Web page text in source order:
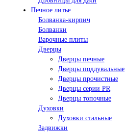
Печное литье
Болванка-кирпич
Болванки
Варочные плиты
Дверцы
Дверцы печные
Дверцы поддувальные
Дверцы прочистные
Дверцы серии PR
Дверцы топочные
Духовки
Духовки стальные
Задвижки